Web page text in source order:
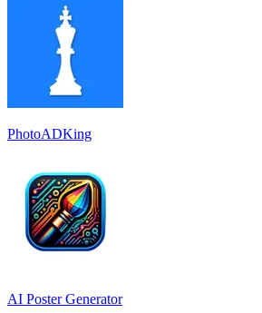
PhotoADKing
AI Poster Generator